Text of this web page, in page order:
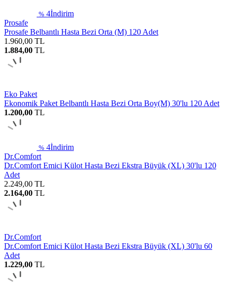
% 4İndirim
Prosafe
Prosafe Belbantlı Hasta Bezi Orta (M) 120 Adet
1.960,00 TL
1.884,00 TL
Eko Paket
Ekonomik Paket Belbantlı Hasta Bezi Orta Boy(M) 30'lu 120 Adet
1.200,00 TL
% 4İndirim
Dr.Comfort
Dr.Comfort Emici Külot Hasta Bezi Ekstra Büyük (XL) 30'lu 120
Adet
2.249,00 TL
2.164,00 TL
Dr.Comfort
Dr.Comfort Emici Külot Hasta Bezi Ekstra Büyük (XL) 30'lu 60
Adet
1.229,00 TL